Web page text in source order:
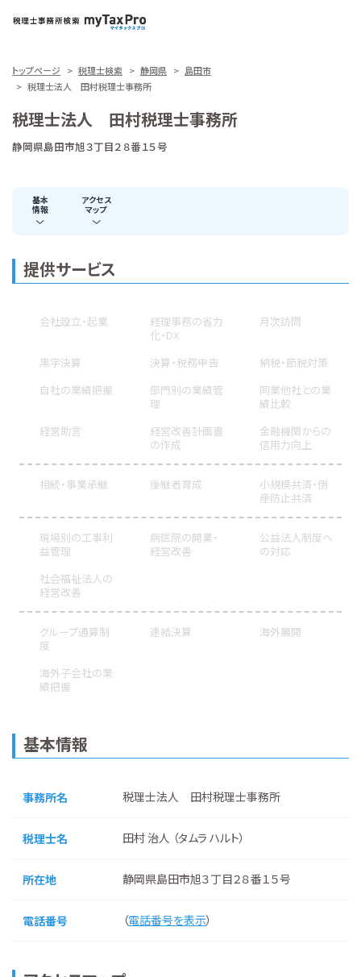
トップページ 税理士検索 静岡県
島田市
税理士法人 田村税理士事務所
税理士法人 田村税理士事務所
静岡県島田市旭３丁目２８番１５号
基本
情報
アクセス
マップ
提供サービス
会社設立・起業
経理事務の省力
化・DX
月次訪問
黒字決算 決算・税務申告
納税・節税対策
自社の業績把握
部門別の業績管
理
同業他社との業
績比較
経営助言
経営改善計画書
の作成
金融機関からの
信用力向上
相続・事業承継 後継者育成
小規模共済・倒
産防止共済
現場別の工事利
益管理
病医院の開業・
経営改善
公益法人制度へ
の対応
社会福祉法人の
経営改善
グループ通算制
度
連結決算 海外展開
海外子会社の業
績把握
基本情報
事務所名 税理士法人 田村税理士事務所
税理士名 田村 治人 （タムラ ハルト）
所在地 静岡県島田市旭３丁目２８番１５号
電話番号 （電話番号を表示）